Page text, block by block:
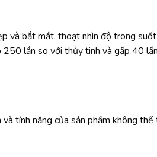
và bắt mắt, thoạt nhìn độ trong
250 lần so với thủy tinh và gấp 40
tính năng của sản phẩm không thể